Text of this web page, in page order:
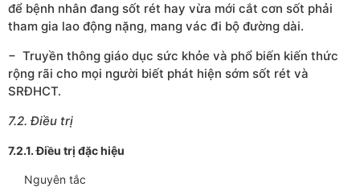
để bệnh nhân đang sốt rét hay vừa mới cắt cơn sốt phải
tham gia lao động nặng, mang vác đi bộ đường dài.
− Truyền thông giáo dục sức khỏe và phổ biến kiến thức
rộng rãi cho mọi người biết phát hiện sớm sốt rét và
SRĐHCT.
7.2. Điều trị
7.2.1. Điều trị đặc hiệu
Nguyên tắc